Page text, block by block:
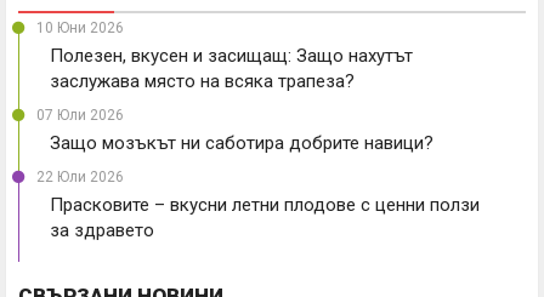
10 Юни 2026
Полезен, вкусен и засищащ: Защо нахутът
заслужава място на всяка трапеза?
07 Юли 2026
Защо мозъкът ни саботира добрите навици?
22 Юли 2026
Прасковите – вкусни летни плодове с ценни ползи
за здравето